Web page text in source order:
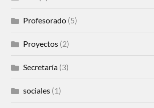
Profesorado (5)
Proyectos (2)
Secretaría (3)
sociales (1)